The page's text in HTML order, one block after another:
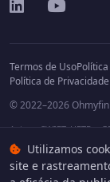
Utilizamos
site e
Termos de Uso
Política de Privacidade
© 2022–2026
Avisos: SWIFT, UETR
which is headquartered
any way affiliated with
protected trademarks